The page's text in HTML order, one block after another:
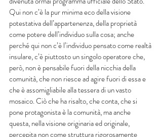
Qui non c’è la pur minima eco della visione
potestativa dell’appartenenza, della proprietà
come potere dell’individuo sulla cosa; anche
perché qui non c’è l’individuo pensato come realtà
insulare, c’è piuttosto un singolo operatore che,
però, non è pensabile fuori della nicchia della
comunità, che non riesce ad agire fuori di essa e
che è assomigliabile alla tessera di un vasto
mosaico. Ciò che ha risalto, che conta, che si
pone protagonista è la comunità, ma anche
questa, nella visione originaria ed originale,
percepita non come struttura rigorosamente